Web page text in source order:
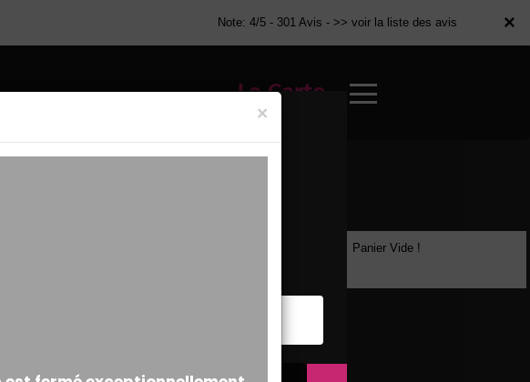
×
Note: 4/5 - 301 Avis - >> voir la liste des avis
La Carte
×
Panier Vide !
×